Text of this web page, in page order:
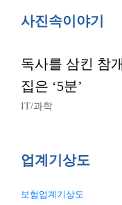
사진속이야기
독사를 삼킨 참
집은 ‘5분’
IT/과학
업계기상도
보험업계기상도